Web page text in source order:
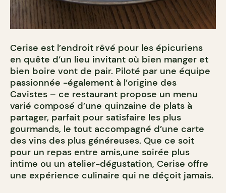
Cerise est l’endroit rêvé pour les épicuriens
en quête d’un lieu invitant où bien manger et
bien boire vont de pair. Piloté par une équipe
passionnée -également à l’origine des
Cavistes – ce restaurant propose un menu
varié composé d’une quinzaine de plats à
partager, parfait pour satisfaire les plus
gourmands, le tout accompagné d’une carte
des vins des plus généreuses. Que ce soit
pour un repas entre amis,une soirée plus
intime ou un atelier-dégustation, Cerise offre
une expérience culinaire qui ne déçoit jamais.